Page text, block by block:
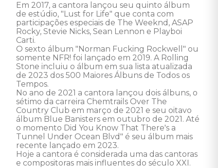
Em 2017, a cantora lançou seu quinto álbum
de estúdio, "Lust for Life" que conta com
participações especiais de The Weeknd, ASAP
Rocky, Stevie Nicks, Sean Lennon e Playboi
Carti.
O sexto álbum "Norman Fucking Rockwell" ou
somente NFR! foi lançado em 2019. A Rolling
Stone incluiu o álbum em sua lista atualizada
de 2023 dos 500 Maiores Álbuns de Todos os
Tempos.
No ano de 2021 a cantora lançou dois álbuns, o
sétimo da carreira Chemtrails Over The
Country Club em março de 2021 e seu oitavo
álbum Blue Banisters em outubro de 2021. Até
o momento Did You Know That There's a
Tunnel Under Ocean Blvd" é seu álbum mais
recente lançado em 2023.
Hoje a cantora é considerada uma das cantoras
e compositoras mais influentes do século XXI.